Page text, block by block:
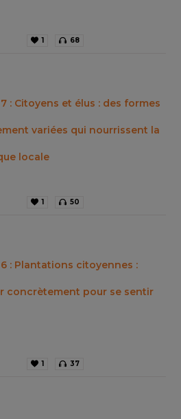
1 68
7 : Citoyens et élus : des formes
variées qui nourrissent la
locale
1 50
6 : Plantations citoyennes :
concrètement pour se sentir
1 37